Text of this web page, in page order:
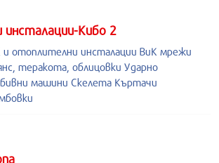
Кибо 2
и отоплителни инсталации ВиК мрежи
теракота, облицовки Ударно
машини Скелета Къртачи